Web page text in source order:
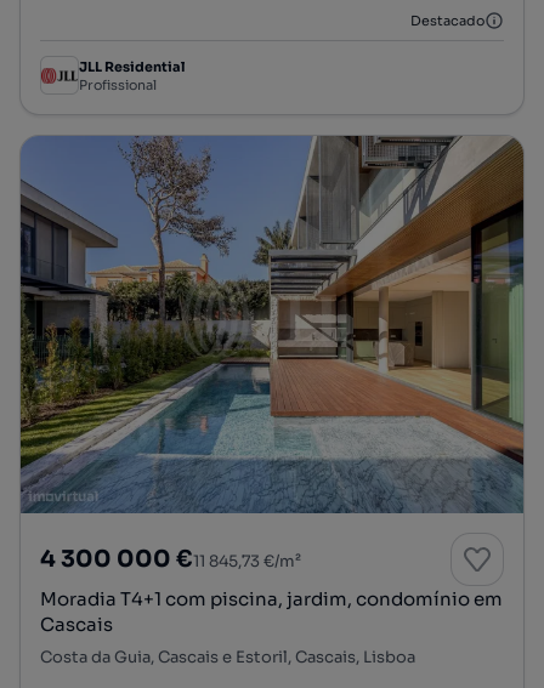
Destacado
JLL Residential
Profissional
4 300 000 €11 845,73 €/m²
Moradia T4+1 com piscina, jardim, condomínio em
Cascais
Costa da Guia, Cascais e Estoril, Cascais, Lisboa